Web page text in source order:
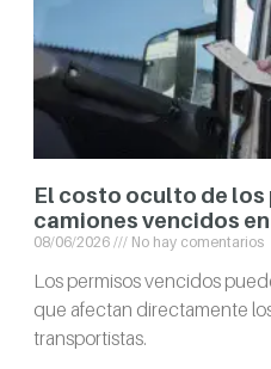
El costo oculto de los
camiones vencidos
08/06/2026 No hay comentarios
Los permisos vencidos
que afectan directamente
transportistas.